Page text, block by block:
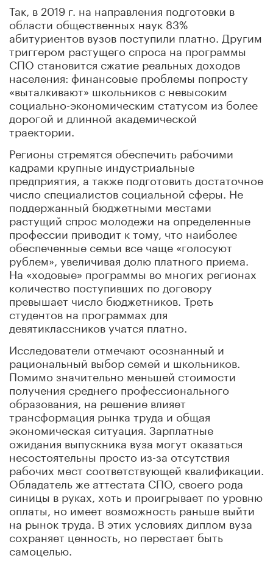
Так, в 2019 г. на направления подготовки в
области общественных наук 83%
абитуриентов вузов поступили платно. Другим
триггером растущего спроса на программы
СПО становится сжатие реальных доходов
населения: финансовые проблемы попросту
«выталкивают» школьников с невысоким
социально-экономическим статусом из более
дорогой и длинной академической
траектории.
Регионы стремятся обеспечить рабочими
кадрами крупные индустриальные
предприятия, а также подготовить достаточное
число специалистов социальной сферы. Не
поддержанный бюджетными местами
растущий спрос молодежи на определенные
профессии приводит к тому, что наиболее
обеспеченные семьи все чаще «голосуют
рублем», увеличивая долю платного приема.
На «ходовые» программы во многих регионах
количество поступивших по договору
превышает число бюджетников. Треть
студентов на программах для
девятиклассников учатся платно.
Исследователи отмечают осознанный и
рациональный выбор семей и школьников.
Помимо значительно меньшей стоимости
получения среднего профессионального
образования, на решение влияет
трансформация рынка труда и общая
экономическая ситуация. Зарплатные
ожидания выпускника вуза могут оказаться
несостоятельны просто из-за отсутствия
рабочих мест соответствующей квалификации.
Обладатель же аттестата СПО, своего рода
синицы в руках, хоть и проигрывает по уровню
оплаты, но имеет возможность раньше выйти
на рынок труда. В этих условиях диплом вуза
сохраняет ценность, но перестает быть
самоцелью.